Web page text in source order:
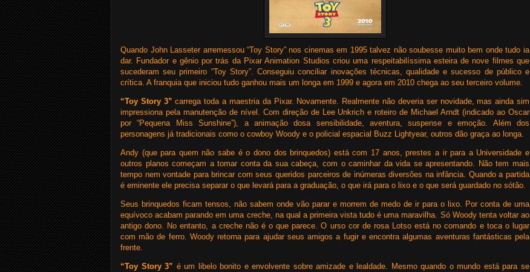
Quando John Lasseter arremessou “Toy Story” nos cinemas em 1995 talvez não soubesse muito bem onde tudo ia
dar. Fundador e gênio por trás da Pixar Animation Studios criou uma respeitabilíssima esteira de nove filmes que
sucederam seu primeiro “Toy Story”. Conseguiu conciliar inovações técnicas, qualidade e sucesso de público e
crítica. A franquia que iniciou tudo ganhou mais um longa em 1999 e agora em 2010 chega ao seu terceiro volume.
“Toy Story 3” carrega toda a maestria da Pixar. Novamente. Realmente não deveria ser novidade, mas ainda sim
impressiona pela manutenção de nível. Com direção de Lee Unkrich e roteiro de Michael Arndt (indicado ao Oscar
por “Pequena Miss Sunshine”), a animação dosa sensibilidade, aventura, suspense e emoção. Além dos
personagens já tradicionais como o cowboy Woody e o policial espacial Buzz Lightyear, outros dão graça ao longa.
Andy (que para quem não sabe é o dono dos brinquedos) está com 17 anos, prestes a ir para a Universidade e
outros planos começam a tomar conta da sua cabeça, com o caminhar da vida se apresentando. Não tem mais
tempo nem vontade para brincar com seus queridos parceiros de inúmeras diversões na infância. Quando a partida
é eminente ele precisa separar o que levará para a graduação, o que irá para o lixo e o que será guardado no sótão.
Seus brinquedos ficam tensos, não sabem onde vão parar e morrem de medo de ir para o lixo. Por conta de uma
equívoco acabam parando em uma creche, na qual a primeira vista tudo é uma maravilha. Só Woody tenta voltar ao
antigo dono. No entanto, a creche não é o que parece. O urso cor de rosa Lotso está no comando e toca o lugar
com mão de ferro. Woody retorna para ajudar seus amigos a fugir e encontra algumas aventuras fantásticas pela
frente.
“Toy Story 3” é um libelo bonito e envolvente sobre amizade e lealdade. Mesmo quando o mundo está para se